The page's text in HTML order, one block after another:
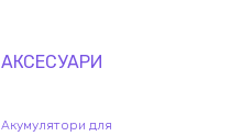
АКСЕСУАРИ
Акумулятори для